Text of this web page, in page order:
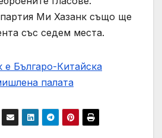
Ми Хазанк също ще
със седем места.
е Българо-Китайска
палaта